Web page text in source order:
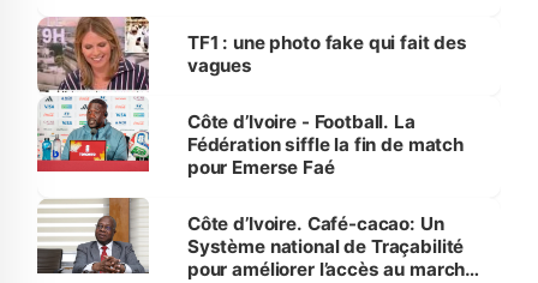
sur la scène internationale »
TF1 : une photo fake qui fait des
vagues
Côte d’Ivoire - Football. La
Fédération siffle la fin de match
pour Emerse Faé
Côte d’Ivoire. Café-cacao: Un
Système national de Traçabilité
pour améliorer l’accès au marché